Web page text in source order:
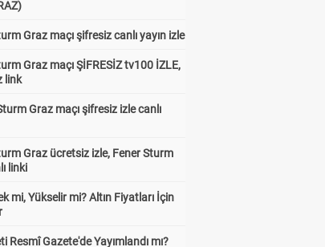
Graz maçı şifresiz canlı yayın izle
Graz maçı ŞİFRESİZ tv100 İZLE,
link
Graz maçı şifresiz izle canlı
Graz ücretsiz izle, Fener Sturm
linki
mi, Yükselir mi? Altın Fiyatları İçin
Resmî Gazete'de Yayımlandı mı?